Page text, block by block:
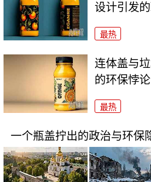
设计引发
最热
连体盖与
的环保悖论
最热
一个瓶盖拧出的政治与环保